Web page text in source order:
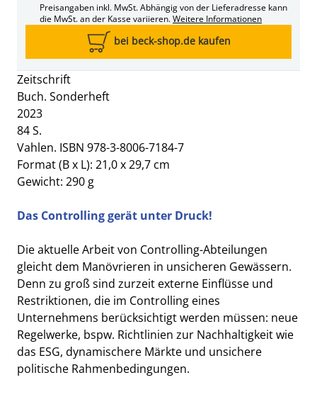
Zeitschrift
Buch. Sonderheft
2023
84 S.
Vahlen. ISBN 978-3-8006-7184-7
Format (B x L): 21,0 x 29,7 cm
Gewicht: 290 g
Das Controlling gerät unter Druck!
Die aktuelle Arbeit von Controlling-Abteilungen
gleicht dem Manövrieren in unsicheren Gewässern.
Denn zu groß sind zurzeit externe Einflüsse und
Restriktionen, die im Controlling eines
Unternehmens berücksichtigt werden müssen: neue
Regelwerke, bspw. Richtlinien zur Nachhaltigkeit wie
das ESG, dynamischere Märkte und unsichere
politische Rahmenbedingungen.
Preisangaben inkl. MwSt. Abhängig von der Lieferadresse kann
die MwSt. an der Kasse variieren.Weitere Informationen
bei beck-shop.de kaufen